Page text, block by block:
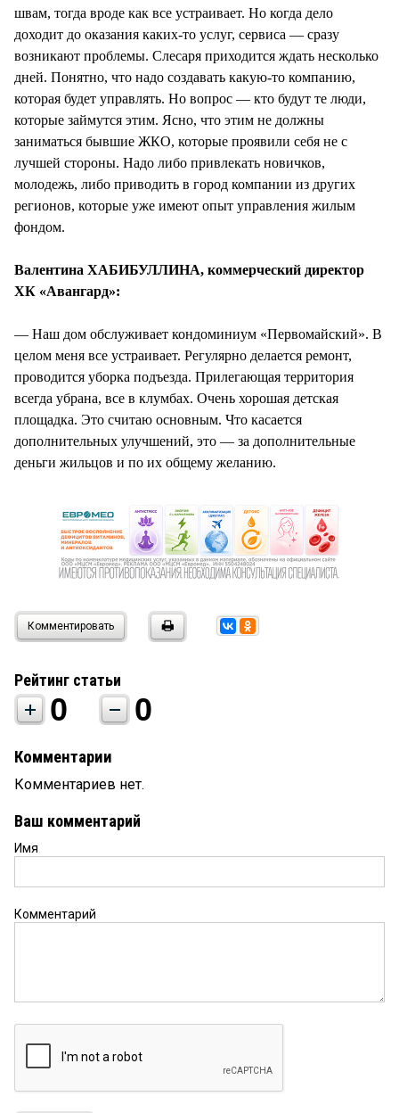
швам, тогда вроде как все устраивает. Но когда дело
доходит до оказания каких-то услуг, сервиса — сразу
возникают проблемы. Слесаря приходится ждать несколько
дней. Понятно, что надо создавать какую-то компанию,
которая будет управлять. Но вопрос — кто будут те люди,
которые займутся этим. Ясно, что этим не должны
заниматься бывшие ЖКО, которые проявили себя не с
лучшей стороны. Надо либо привлекать новичков,
молодежь, либо приводить в город компании из других
регионов, которые уже имеют опыт управления жилым
фондом.
Валентина ХАБИБУЛЛИНА, коммерческий директор
ХК «Авангард»:
— Наш дом обслуживает кондоминиум «Первомайский». В
целом меня все устраивает. Регулярно делается ремонт,
проводится уборка подъезда. Прилегающая территория
всегда убрана, все в клумбах. Очень хорошая детская
площадка. Это считаю основным. Что касается
дополнительных улучшений, это — за дополнительные
деньги жильцов и по их общему желанию.
Комментировать
Рейтинг статьи
0 0
Комментарии
Комментариев нет.
Ваш комментарий
Имя
Комментарий